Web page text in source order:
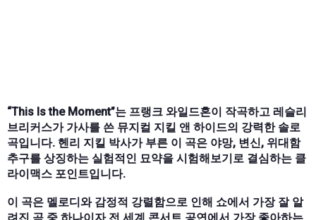
“This Is the Moment”는 프랭크 와일드혼이 작곡하고 레슬리
브리커스가 가사를 쓴 뮤지컬 지킬 앤 하이드의 강력한 솔로
곡입니다. 헨리 지킬 박사가 부른 이 곡은 야망, 변신, 위대함
추구를 상징하는 실험적인 묘약을 시험해보기로 결심하는 클
라이맥스 포인트입니다.
이 곡은 멜로디와 감정적 강렬함으로 인해 쇼에서 가장 잘 알
려진 곡 중 하나이자 전 세계 콘서트 공연에서 가장 좋아하는